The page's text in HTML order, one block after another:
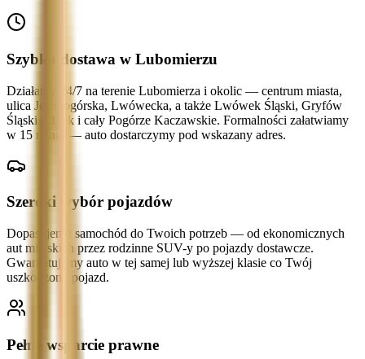
Szybka dostawa w Lubomierzu
Działamy 24/7 na terenie Lubomierza i okolic — centrum miasta,
ulica Jeleniogórska, Lwówecka, a także Lwówek Śląski, Gryfów
Śląski, Mirsk i cały Pogórze Kaczawskie. Formalności załatwiamy
w 15 minut — auto dostarczymy pod wskazany adres.
Szeroki wybór pojazdów
Dopasujemy samochód do Twoich potrzeb — od ekonomicznych
aut miejskich przez rodzinne SUV-y po pojazdy dostawcze.
Gwarantujemy auto w tej samej lub wyższej klasie co Twój
uszkodzony pojazd.
Pełne wsparcie prawne